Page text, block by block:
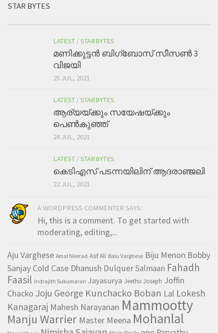
STAR BYTES
LATEST /STARBYTES
മണിക്കുട്ടന്‍ ബിഗ്ബോസ് സീസണ്‍ 3
വിജയി
25 JUL, 2021
LATEST /STARBYTES
ആര്യയ്ക്കും സയേഷയ്ക്കും
പെണ്‍കുഞ്ഞ്
24 JUL, 2021
LATEST /STARBYTES
കെടിഎസ് പടന്നയിലിന് ആദരാഞ്ജലി
22 JUL, 2021
A WORDPRESS COMMENTER SAYS:
Hi, this is a comment. To get started with
moderating, editing,...
Aju Varghese Amal Neerad Asif Ali Balu Varghese Biju Menon Bobby
Sanjay Cold Case Dhanush Dulquer Salmaan Fahadh
Faasil Indrajith Sukumaran Jayasurya Jeethu Joseph Joffin
Chacko Joju George Kunchacko Boban Lal Lokesh
Kanagaraj Mahesh Narayanan Mammootty
Manju Warrier Master Meena Mohanlal